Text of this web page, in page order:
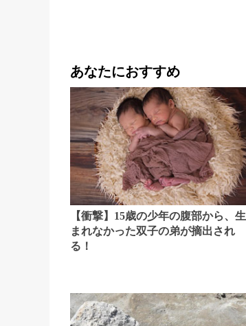
あなたにおすすめ
【衝撃】15歳の少年の腹部から、生
まれなかった双子の弟が摘出され
る！